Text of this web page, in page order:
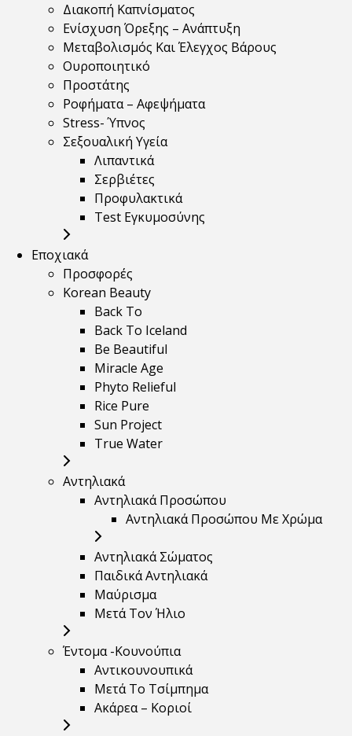
Διακοπή Καπνίσματος
Ενίσχυση Όρεξης – Ανάπτυξη
Μεταβολισμός Και Έλεγχος Βάρους
Ουροποιητικό
Προστάτης
Ροφήματα – Αφεψήματα
Stress- Ύπνος
Σεξουαλική Υγεία
Λιπαντικά
Σερβιέτες
Προφυλακτικά
Test Εγκυμοσύνης
Εποχιακά
Προσφορές
Korean Beauty
Back To
Back To Iceland
Be Beautiful
Miracle Age
Phyto Relieful
Rice Pure
Sun Project
True Water
Αντηλιακά
Αντηλιακά Προσώπου
Αντηλιακά Προσώπου Με Χρώμα
Αντηλιακά Σώματος
Παιδικά Αντηλιακά
Μαύρισμα
Mετά Τον Ήλιο
Έντομα -Κουνούπια
Αντικουνουπικά
Μετά Το Τσίμπημα
Ακάρεα – Κοριοί